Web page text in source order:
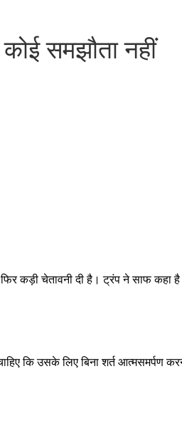
समझौता नहीं
कड़ी चेतावनी दी है। ट्रंप ने साफ कहा
कि उसके लिए बिना शर्त आत्मसमर्पण